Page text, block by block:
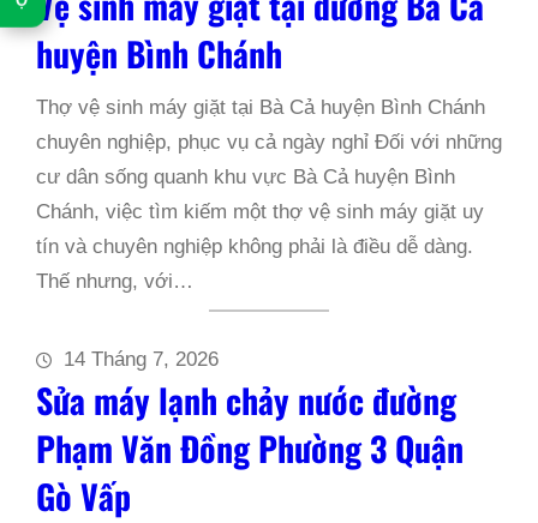
huyện Bình Chánh
Thợ vệ sinh máy giặt tại Bà Cả huyện Bình Chánh
chuyên nghiệp, phục vụ cả ngày nghỉ Đối với những
cư dân sống quanh khu vực Bà Cả huyện Bình
Chánh, việc tìm kiếm một thợ vệ sinh máy giặt uy
tín và chuyên nghiệp không phải là điều dễ dàng.
Thế nhưng, với…
14 Tháng 7, 2026
Sửa máy lạnh chảy nước đường
Phạm Văn Đồng Phường 3 Quận
Gò Vấp